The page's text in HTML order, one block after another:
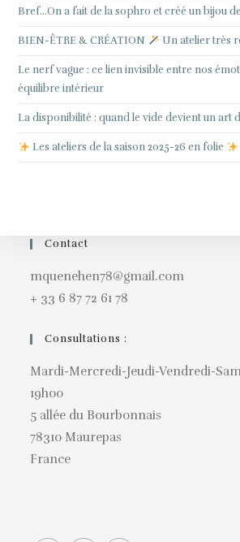
Bref…On a fait de la sophro et créé un bijou
BIEN-ÊTRE & CRÉATION Un atelier très
Le nerf vague : ce lien invisible entre nos
équilibre intérieur
La disponibilité : quand le vide devient un art
Les ateliers de la saison 2025-26 en folie
Contact
mquenehen78@gmail.com
+ 33 6 87 72 61 78
Consultations :
Mardi-Mercredi-Jeudi-Vendredi-
19h00
5 allée du Bourbonnais
78310 Maurepas
France